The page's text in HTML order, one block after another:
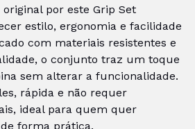
por este Grip Set
estilo, ergonomia e facilidade
com materiais resistentes e
o conjunto traz um toque
sem alterar a funcionalidade.
rápida e não requer
ideal para quem quer
forma prática.